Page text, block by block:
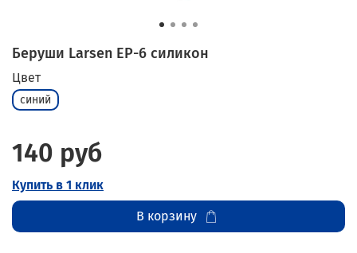
Беруши Larsen EP-6 силикон
Цвет
синий
140 руб
Купить в 1 клик
В корзину